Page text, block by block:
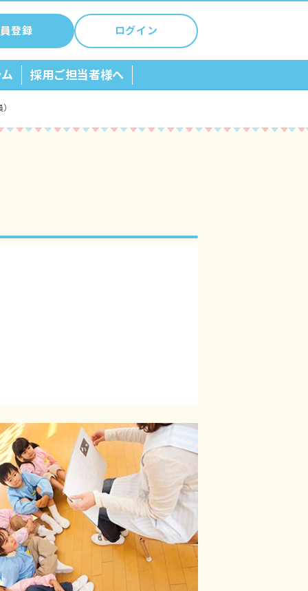
登録 ログイン
採用ご担当者様へ